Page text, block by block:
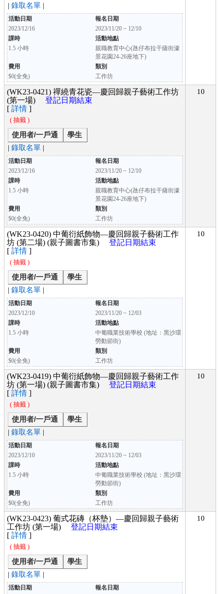
| 錄取名單 |
活動日期
報名日期
2023/12/16
2023/11/20 ~ 12/10
課時
活動地點
1.5 小時
親職教育中心(氹仔布拉干薩街濠
景花園24-26座地下)
費用
類別
$0(全免)
工作坊
(WK23-0421) 禪繞青花瓷—慶回歸親子藝術工作坊
(第一場) 登記日期結束
[ 詳情 ]
( 抽籤 )
使用者/一戶通
學生
| 錄取名單 |
活動日期
報名日期
2023/12/16
2023/11/20 ~ 12/10
課時
活動地點
1.5 小時
親職教育中心(氹仔布拉干薩街濠
景花園24-26座地下)
費用
類別
$0(全免)
工作坊
10
(WK23-0420) 中葡衍紙飾物—慶回歸親子藝術工作
坊 (第二場) (親子圖書市集) 登記日期結束
[ 詳情 ]
( 抽籤 )
使用者/一戶通
學生
| 錄取名單 |
活動日期
報名日期
2023/12/10
2023/11/20 ~ 12/03
課時
活動地點
1.5 小時
中葡職業技術學校 (地址：黑沙環
勞動節街)
費用
類別
$0(全免)
工作坊
10
(WK23-0419) 中葡衍紙飾物—慶回歸親子藝術工作
坊 (第一場) (親子圖書市集) 登記日期結束
[ 詳情 ]
( 抽籤 )
使用者/一戶通
學生
| 錄取名單 |
活動日期
報名日期
2023/12/10
2023/11/20 ~ 12/03
課時
活動地點
1.5 小時
中葡職業技術學校 (地址：黑沙環
勞動節街)
費用
類別
$0(全免)
工作坊
10
(WK23-0423) 葡式花磚（杯墊）—慶回歸親子藝術
工作坊 (第一場) 登記日期結束
[ 詳情 ]
( 抽籤 )
使用者/一戶通
學生
| 錄取名單 |
活動日期 報名日期
10